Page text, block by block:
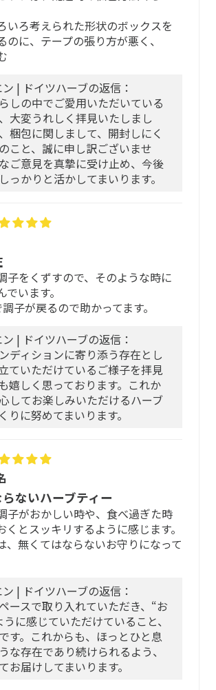
ンポスト性に関する第三者機関
て
の厳格な使用推奨基準に基づいて厳選
の基準では、自然栽培のハーブについ
の収穫時の混入物の含有を2％まで許可して
エンではさらに手作業による除去を行い、
使わない駆除と殺菌処理をします。
による検査結果、EU薬局方に沿った品質文
農薬残留物、重金属・細菌・かび・その他
査や、放射能のモニタリングを行っていま
栽培でかつ「マリエン品質」基準を満たし
用。HMPCの規定によりBIO（オーガニッ
の認証マークは表示していませんが、「マ
そが私たちのこだわりです。
Scientific Cooperative on
、欧州の科学諮問機関。
of Herbal Medicinal Products)は、欧
Medicines Agency)帰属のハーブ医
モミール、キャラウェイ、レモンバーム
アルテアルート、ドライオレンジピール、
ヤロウ（ヤロー）、ペパーミント、バレリ
ノコソウ）、リコリス、カレンデュラ（ト
ローズフラワー
る場合があります。
イシーな香りとまろやかな味。
目安に、もっと飲みたいときは水分補給
お楽しみ下さい。
目安に、１杯飲用もおすすめです。
1日2杯までの飲用をおすすめします。
、土に還りやすい素材で大変デリケートで
張りで破れることがありますので優しくお
。
用いただくために
丁寧にブレンドしています。服薬中・授乳
医師・薬剤師に相談のうえご利用くださ
質、アトピー体質の方、初め
方
高い原料を選定し、配合比率なども充分配
、すべての方にアレルギーが起こらないわ
。
、専門の医療機関などにご相談の上で使用
おすすめします。
品に含まれる原料に対してアレルギー反応
と同じ種類(科目)の原料が配合されている
ギーの方やその可能性がある方
れたまま冷暗所に。
充填により酸化防止処理をしているパッケ
温で保管が可能です。高温多湿の場所を避
いろ考えられた形状のボックスを
のに、テープの張り方が悪く、
| ドイツハーブの返信：
しの中でご愛用いただいている
大変うれしく拝見いたしまし
梱包に関しまして、開封しにく
こと、誠に申し訳ございませ
ご意見を真摯に受け止め、今後
っかりと活かしてまいります。
子をくずすので、そのような時に
います。
子が戻るので助かってます。
| ドイツハーブの返信：
ディションに寄り添う存在とし
ていただけているご様子を拝見
嬉しく思っております。これか
してお楽しみいただけるハーブ
りに努めてまいります。
ないハーブティー
子がおかしい時や、食べ過ぎた時
くとスッキリするように感じます。
、無くてはならないお守りになって
| ドイツハーブの返信：
ースで取り入れていただき、“お
に感じていただけていること、
す。これからも、ほっとひと息
な存在であり続けられるよう、
お届けしてまいります。